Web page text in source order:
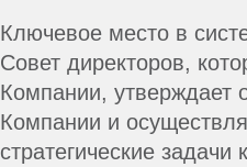
Ключевое место в
Совет директоров,
Компании, утверждает
Компании и
стратегические